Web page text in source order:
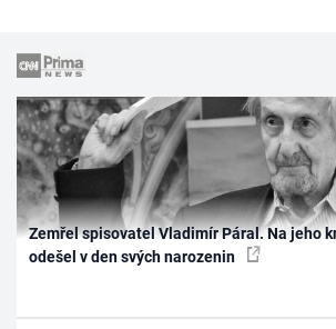
Zemřel spisovatel Vladimír Páral. Na jeho
odešel v den svých narozenin